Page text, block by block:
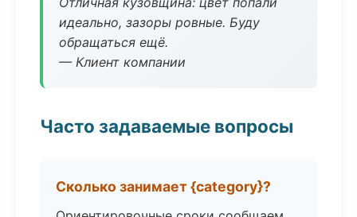
идеально, зазоры ровные. Буду
обращаться ещё.
— Клиент компании
Часто задаваемые вопросы
Сколько занимает {category}?